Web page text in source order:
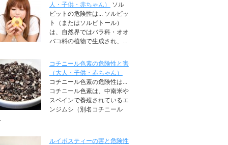
人・子供・赤ちゃん）
ソル
ビットの危険性は... ソルビッ
ト（またはソルビトール）
は、自然界ではバラ科・オオ
バコ科の植物で生成され、...
コチニール色素の危険性と害
（大人・子供・赤ちゃん）
コチニール色素の危険性は...
コチニール色素は、中南米や
スペインで養殖されているエ
ンジムシ（別名コチニール
ルイボスティーの害と危険性